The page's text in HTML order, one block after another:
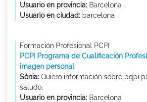
Usuario en provincia: Barcelona
Usuario en ciudad: barcelona
Formación Profesional PCPI
PCPI Programa de Cualificación
imagen personal
Sònia: Quiero información sobre pqpi
saludo.
Usuario en provincia: Barcelona